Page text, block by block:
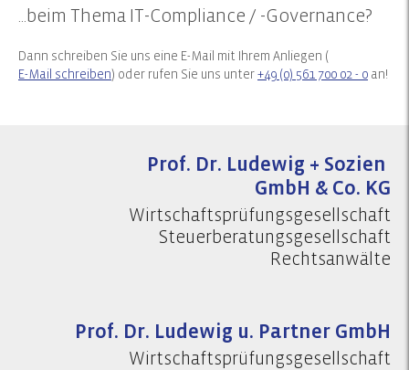
...beim Thema IT-Compliance / -Governance?
Dann schreiben Sie uns eine E-Mail mit Ihrem Anliegen (
E-Mail schreiben) oder rufen Sie uns unter+49 (0) 561 700 02 - 0 an!
Prof. Dr. Ludewig + Sozien
GmbH & Co. KG
Wirtschaftsprüfungsgesellschaft
Steuerberatungsgesellschaft
Rechtsanwälte
Prof. Dr. Ludewig u. Partner GmbH
Wirtschaftsprüfungsgesellschaft